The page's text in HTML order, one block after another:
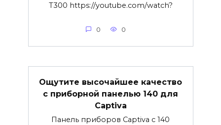
T300 https://youtube.com/watch?
0 0
Ощутите высочайшее качество
с приборной панелью 140 для
Captiva
Панель приборов Captiva с 140